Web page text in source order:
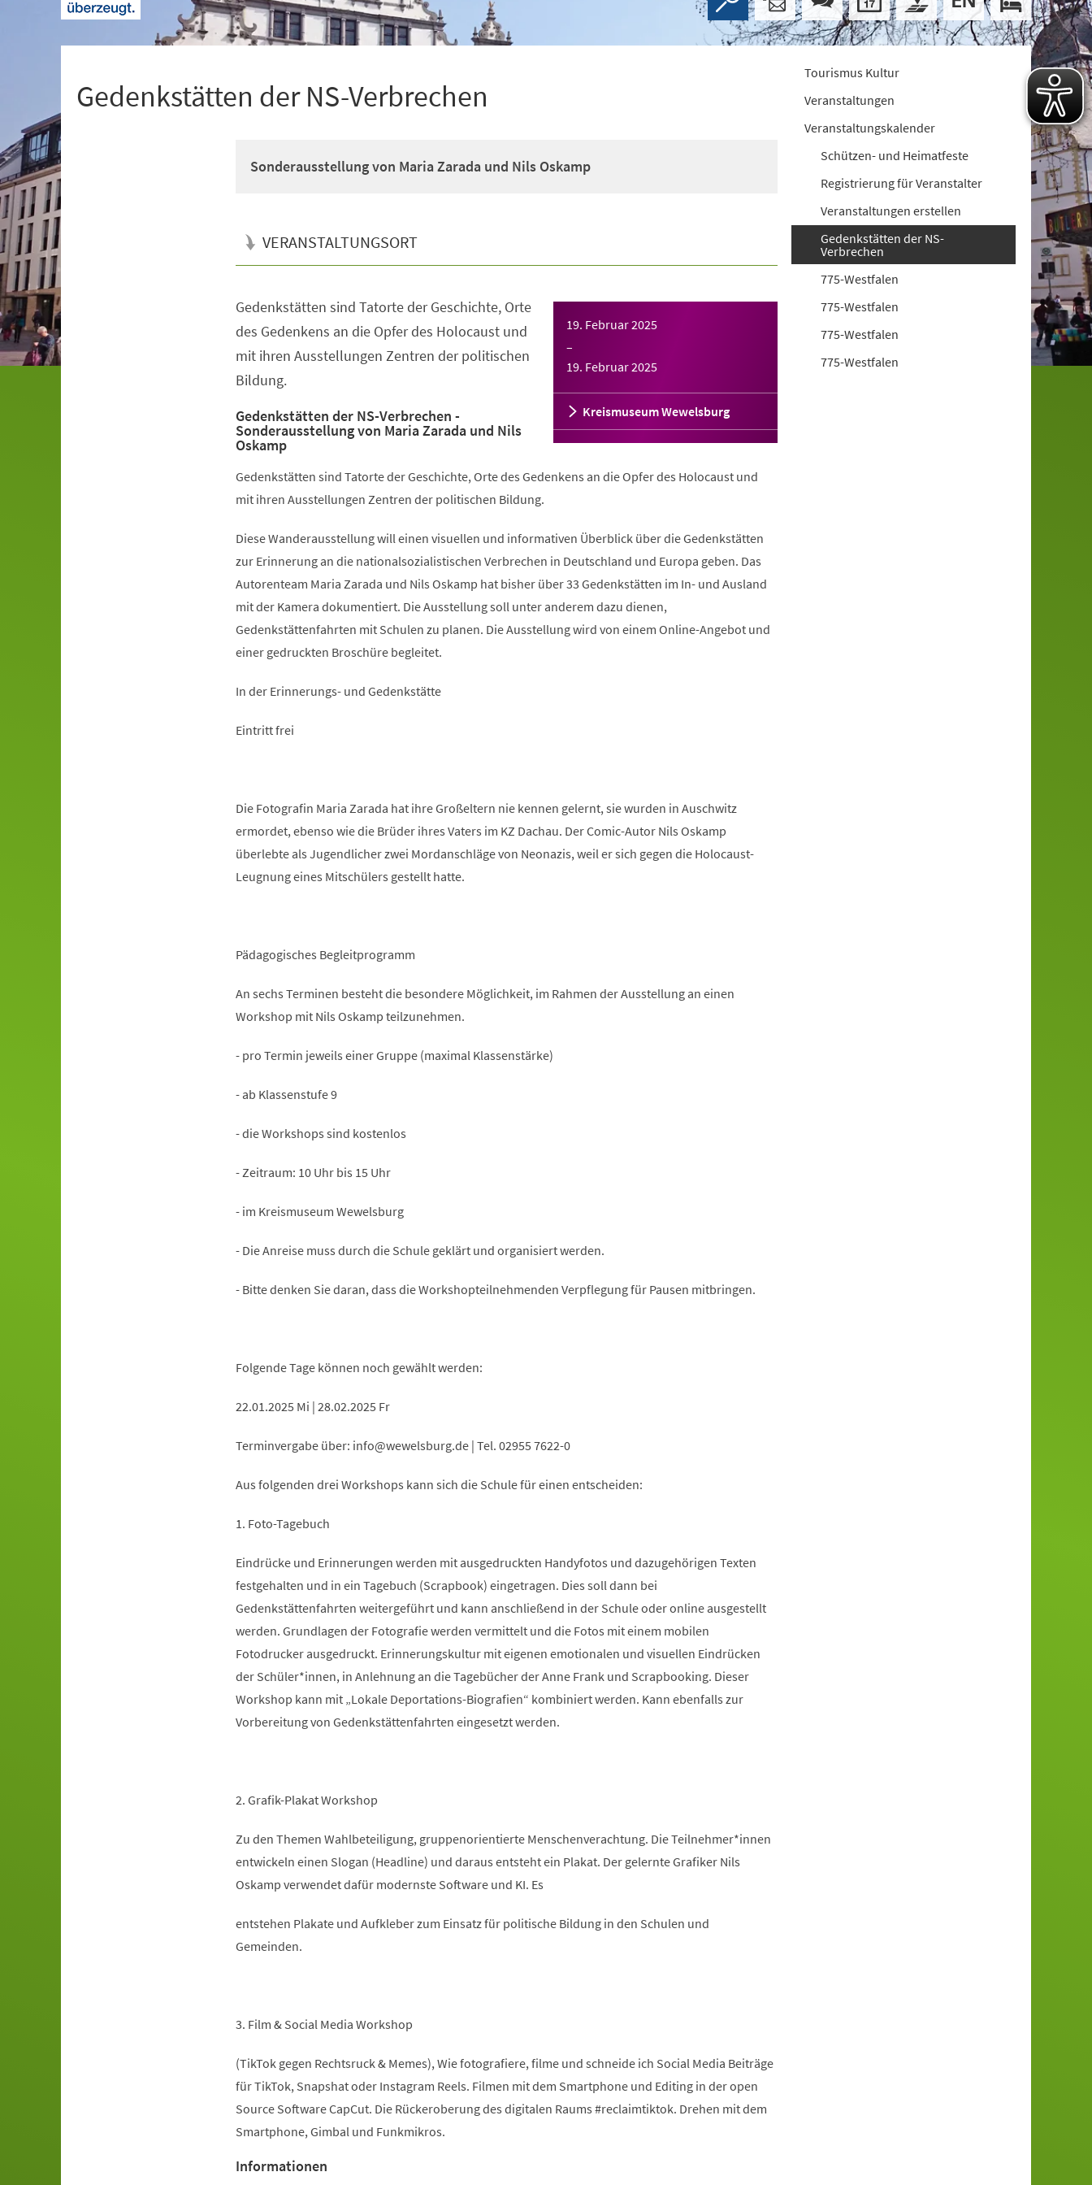
Gedenkstätten der NS-Verbrechen
Sonderausstellung von Maria Zarada und Nils Oskamp
VERANSTALTUNGSORT
19. Februar 2025
–
19. Februar 2025
Kreismuseum Wewelsburg
Gedenkstätten sind Tatorte der Geschichte, Orte
des Gedenkens an die Opfer des Holocaust und
mit ihren Ausstellungen Zentren der politischen
Bildung.
Gedenkstätten der NS-Verbrechen -
Sonderausstellung von Maria Zarada und Nils
Oskamp
Gedenkstätten sind Tatorte der Geschichte, Orte des Gedenkens an die Opfer des Holocaust und
mit ihren Ausstellungen Zentren der politischen Bildung.
Diese Wanderausstellung will einen visuellen und informativen Überblick über die Gedenkstätten
zur Erinnerung an die nationalsozialistischen Verbrechen in Deutschland und Europa geben. Das
Autorenteam Maria Zarada und Nils Oskamp hat bisher über 33 Gedenkstätten im In- und Ausland
mit der Kamera dokumentiert. Die Ausstellung soll unter anderem dazu dienen,
Gedenkstättenfahrten mit Schulen zu planen. Die Ausstellung wird von einem Online-Angebot und
einer gedruckten Broschüre begleitet.
In der Erinnerungs- und Gedenkstätte
Eintritt frei
Die Fotografin Maria Zarada hat ihre Großeltern nie kennen gelernt, sie wurden in Auschwitz
ermordet, ebenso wie die Brüder ihres Vaters im KZ Dachau. Der Comic-Autor Nils Oskamp
überlebte als Jugendlicher zwei Mordanschläge von Neonazis, weil er sich gegen die Holocaust-
Leugnung eines Mitschülers gestellt hatte.
Pädagogisches Begleitprogramm
An sechs Terminen besteht die besondere Möglichkeit, im Rahmen der Ausstellung an einen
Workshop mit Nils Oskamp teilzunehmen.
- pro Termin jeweils einer Gruppe (maximal Klassenstärke)
- ab Klassenstufe 9
- die Workshops sind kostenlos
- Zeitraum: 10 Uhr bis 15 Uhr
- im Kreismuseum Wewelsburg
- Die Anreise muss durch die Schule geklärt und organisiert werden.
- Bitte denken Sie daran, dass die Workshopteilnehmenden Verpflegung für Pausen mitbringen.
Folgende Tage können noch gewählt werden:
22.01.2025 Mi | 28.02.2025 Fr
Terminvergabe über: info wewelsburg de| Tel. 02955 7622-0
Aus folgenden drei Workshops kann sich die Schule für einen entscheiden:
1. Foto-Tagebuch
Eindrücke und Erinnerungen werden mit ausgedruckten Handyfotos und dazugehörigen Texten
festgehalten und in ein Tagebuch (Scrapbook) eingetragen. Dies soll dann bei
Gedenkstättenfahrten weitergeführt und kann anschließend in der Schule oder online ausgestellt
werden. Grundlagen der Fotografie werden vermittelt und die Fotos mit einem mobilen
Fotodrucker ausgedruckt. Erinnerungskultur mit eigenen emotionalen und visuellen Eindrücken
der Schüler*innen, in Anlehnung an die Tagebücher der Anne Frank und Scrapbooking. Dieser
Workshop kann mit „Lokale Deportations-Biografien“ kombiniert werden. Kann ebenfalls zur
Vorbereitung von Gedenkstättenfahrten eingesetzt werden.
2. Grafik-Plakat Workshop
Zu den Themen Wahlbeteiligung, gruppenorientierte Menschenverachtung. Die Teilnehmer*innen
entwickeln einen Slogan (Headline) und daraus entsteht ein Plakat. Der gelernte Grafiker Nils
Oskamp verwendet dafür modernste Software und KI. Es
entstehen Plakate und Aufkleber zum Einsatz für politische Bildung in den Schulen und
Gemeinden.
3. Film & Social Media Workshop
(TikTok gegen Rechtsruck & Memes), Wie fotografiere, filme und schneide ich Social Media Beiträge
für TikTok, Snapshat oder Instagram Reels. Filmen mit dem Smartphone und Editing in der open
Source Software CapCut. Die Rückeroberung des digitalen Raums #reclaimtiktok. Drehen mit dem
Smartphone, Gimbal und Funkmikros.
Informationen
Tourismus Kultur
Veranstaltungen
Veranstaltungskalender
Schützen- und Heimatfeste
Registrierung für Veranstalter
Veranstaltungen erstellen
Gedenkstätten der NS-
Verbrechen
775-Westfalen
775-Westfalen
775-Westfalen
775-Westfalen